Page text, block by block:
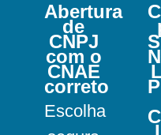
Abertura
de
CNPJ
com o
CNAE
correto
Escolha